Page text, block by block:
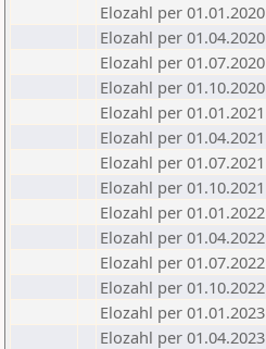
Elozahl per 01.01.2020
Elozahl per 01.04.2020
Elozahl per 01.07.2020
Elozahl per 01.10.2020
Elozahl per 01.01.2021
Elozahl per 01.04.2021
Elozahl per 01.07.2021
Elozahl per 01.10.2021
Elozahl per 01.01.2022
Elozahl per 01.04.2022
Elozahl per 01.07.2022
Elozahl per 01.10.2022
Elozahl per 01.01.2023
Elozahl per 01.04.2023